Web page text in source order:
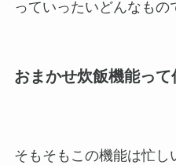
っていったいどんなもの
おまかせ炊飯機能って
そもそもこの機能は忙し